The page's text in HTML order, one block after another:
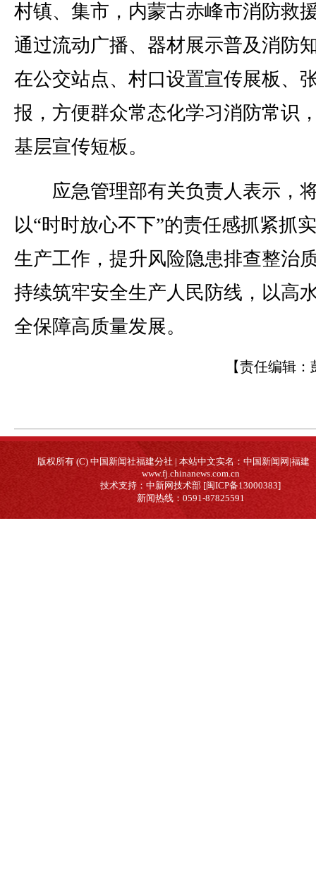
村镇、集市，内蒙古赤峰市消防救
通过流动广播、器材展示普及消防
在公交站点、村口设置宣传展板、
报，方便群众常态化学习消防常识
基层宣传短板。
应急管理部有关负责人表示，
以“时时放心不下”的责任感抓紧抓
生产工作，提升风险隐患排查整治
持续筑牢安全生产人民防线，以高
全保障高质量发展。
【责任编辑：
版权所有 (C) 中国新闻社福建分社 | 本站中文实名：中国新闻网|福建
www.fj.chinanews.com.cn
技术支持：中新网技术部 [闽ICP备13000383]
新闻热线：0591-87825591